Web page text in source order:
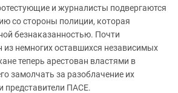
и журналисты подвергаются
со стороны полиции, которая
безнаказанностью. Почти
из немногих оставшихся независимых
теперь арестован властями в
замолчать за разоблачение их
представители ПАСЕ.